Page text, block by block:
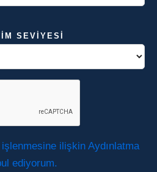
SEVIYESI
ilişkin Aydınlatma
ediyorum.